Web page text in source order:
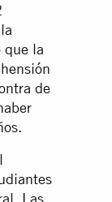
que la
de
Las